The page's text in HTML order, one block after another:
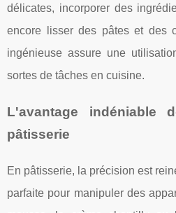
délicates, incorporer des
encore lisser des pâtes et des
ingénieuse assure une
sortes de tâches en cuisine.
L'avantage indéniable
pâtisserie
En pâtisserie, la précision est
parfaite pour manipuler des